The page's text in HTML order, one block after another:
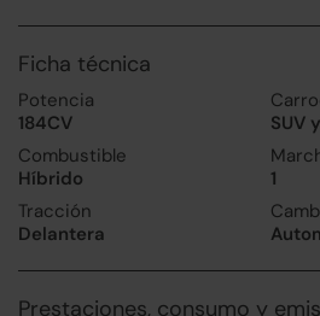
Ficha técnica
Potencia
184CV
SUV
Combustible
Híbrido
1
Tracción
Delantera
Prestaciones, consumo y